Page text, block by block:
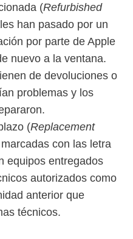
(Refurbished
han pasado por un
por parte de Apple
nuevo a la ventana.
de devoluciones o
problemas y los
(Replacement
con las letra
equipos entregados
autorizados como
anterior que
técnicos.